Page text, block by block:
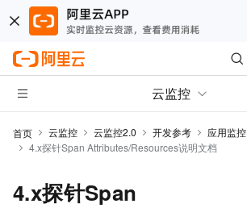
云监控
首页 云监控 云监控2.0 开发参考 应用监控
4.x探针Span Attributes/Resources说明文档
4.x探针Span